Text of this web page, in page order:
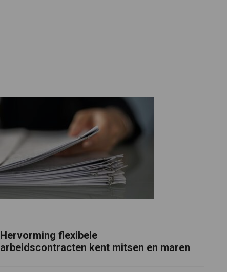
Hervorming flexibele
arbeidscontracten kent mitsen en maren